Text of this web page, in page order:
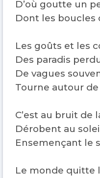
D’où goutte un
Dont les boucles
Les goûts et les
Des paradis
De vagues
Tourne autour
C’est au bruit de
Dérobent au
Ensemençant le
Le monde quitte